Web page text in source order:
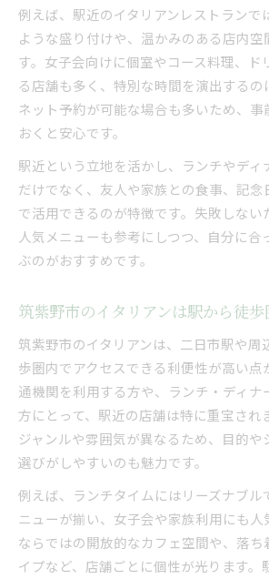
駅近でパスタやピザも楽しめるイ
駅近イタリアンで味わうパス
筑紫野市駅近でパスタやピザ
パスタやピザが豊富な駅近イ
イタリアンを味わうなら筑紫野エ
筑紫野エリアの駅近イタリア
イタリアンを味わうなら駅近
筑紫野市のイタリアンはエリ
筑紫野エリア駅近イタリアン
家族や友人と駅近イタリアンで過
駅近イタリアンで家族や友人
筑紫野市駅近イタリアンのお
家族や友人と過ごす駅近イタ
駅近イタリアンで素敵な時間
例えば、駅近のイタリアンレストランで
ような盛り付けや、温かみのある店内空
す。女子会向けに個室やコース料理、ド
る店舗も多く、特別な時間を演出するの
ネット予約が可能な場合も多いため、事
おくと安心です。
駅近という立地を活かし、ランチやディ
だけでなく、友人や家族との食事、記念
で活用できるのが特徴です。失敗しない
人気メニューも参考にしつつ、自分に合
ぶのがおすすめです。
筑紫野市のイタリアンは駅から徒
筑紫野市のイタリアンは、二日市駅や周
歩圏内でアクセスできる利便性が高い点
通機関を利用する方や、ランチ・ディナ
方にとって、駅近の店舗は特に重宝され
ジャンルや雰囲気が異なるため、目的や
選びがしやすいのも魅力です。
例えば、ランチタイムにはリーズナブル
ニューが揃い、女子会や家族利用にも人
ならではの開放的なカフェ空間や、落ち
イプなど、店舗ごとに個性が光ります。